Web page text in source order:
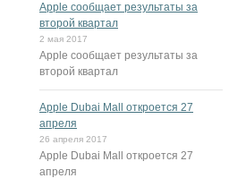
Apple сообщает результаты за
второй квартал
2 мая 2017
Apple сообщает результаты за
второй квартал
Apple Dubai Mall откроется 27
апреля
26 апреля 2017
Apple Dubai Mall откроется 27
апреля